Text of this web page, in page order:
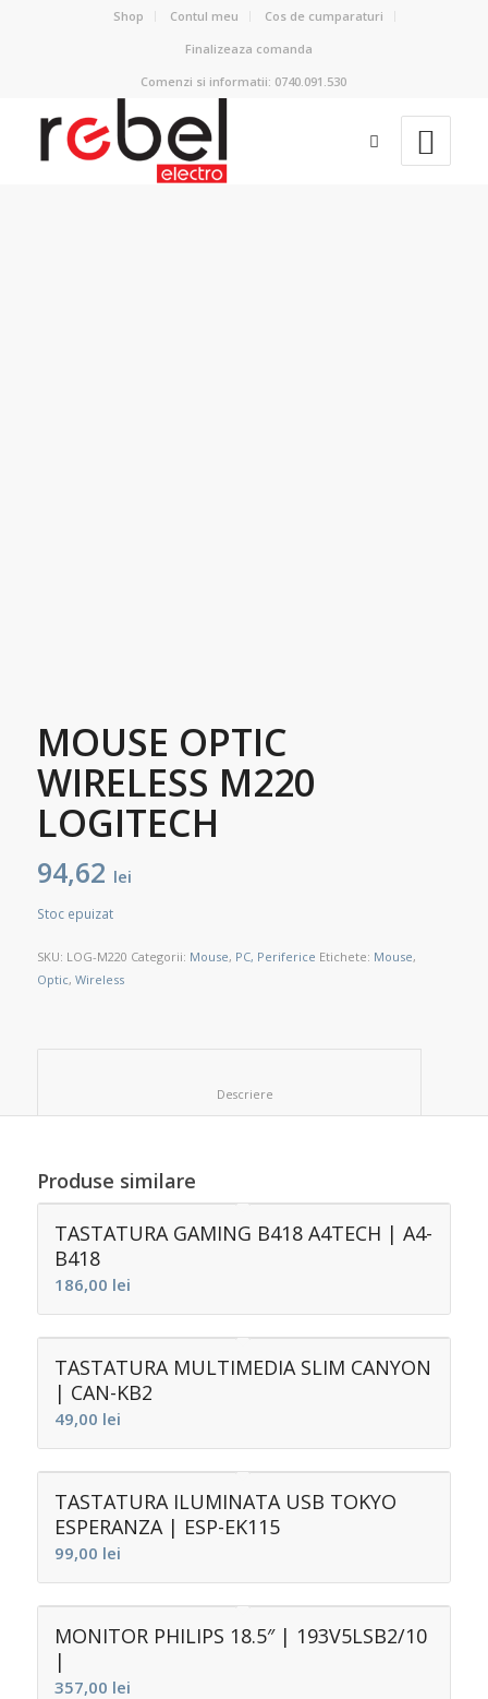
Shop Contul meu
Cos de cumparaturi
Finalizeaza comanda
Comenzi si informatii: 0740.091.530
MOUSE OPTIC
WIRELESS M220
LOGITECH
94,62 lei
Stoc epuizat
SKU: LOG-M220 Categorii: Mouse, PC, Periferice Etichete: Mouse,
Optic, Wireless
Produse similare
TASTATURA GAMING B418 A4TECH | A4-
B418
186,00 lei
TASTATURA MULTIMEDIA SLIM CANYON
| CAN-KB2
49,00 lei
TASTATURA ILUMINATA USB TOKYO
ESPERANZA | ESP-EK115
99,00 lei
MONITOR PHILIPS 18.5″ | 193V5LSB2/10
|
357,00 lei